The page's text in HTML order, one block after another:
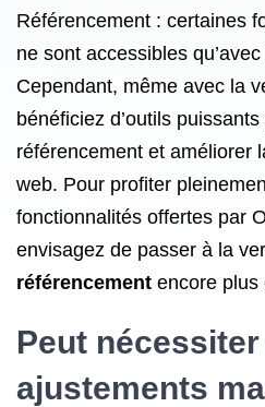
Référencement : certaines
ne sont accessibles
Cependant, même avec la
bénéficiez d’outils
référencement et améliorer
web. Pour profiter
fonctionnalités offertes par
envisagez de passer à la
référencement encore plus
Peut
ajustements